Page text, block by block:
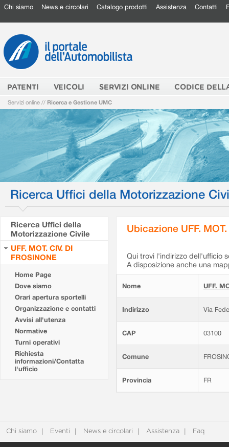
Chi siamo News e circolari Catalogo prodotti Assistenza Contatti
PATENTI VEICOLI SERVIZI ONLINE CODICE
Servizi online // Ricerca e Gestione UMC
Ricerca Uffici della Motorizzazione
Ricerca Uffici della
Motorizzazione Civile
UFF. MOT. CIV. DI
FROSINONE
Home Page
Dove siamo
Orari apertura sportelli
Organizzazione e contatti
Avvisi all'utenza
Normative
Turni operativi
Richiesta
informazioni/Contatta
l'ufficio
Ubicazione UFF.
Qui trovi l'indirizzo dell'ufficio
A disposizione anche una
Nome UFF.
Indirizzo Via
CAP 03100
Comune
Provincia FR
Chi siamo Eventi News e circolari Assistenza Faq